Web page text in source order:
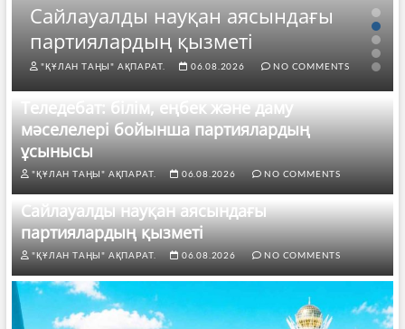
Сайлауалды науқан аясындағы
партиялардың қызметі
"ҚҰЛАН ТАҢЫ" АҚПАРАТ. 06.08.2026 NO COMMENTS
Теледебат: білім, еңбек және даму
мәселелері бойынша партиялардың
ұсынысы
"ҚҰЛАН ТАҢЫ" АҚПАРАТ. 06.08.2026 NO COMMENTS
Сайлауалды науқан аясындағы
партиялардың қызметі
"ҚҰЛАН ТАҢЫ" АҚПАРАТ. 06.08.2026 NO COMMENTS